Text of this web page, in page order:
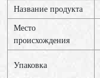
Название продукта
Место
происхождения
Упаковка